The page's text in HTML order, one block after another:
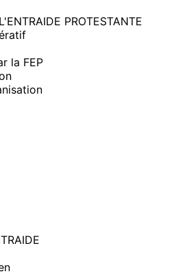
PROTESTANTE
la FEP